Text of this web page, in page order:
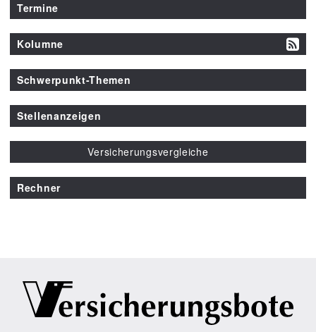
Termine
Kolumne
Schwerpunkt-Themen
Stellenanzeigen
Versicherungsvergleiche
Rechner